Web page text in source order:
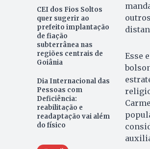
CEI dos Fios Soltos
quer sugerir ao
prefeito implantação
de fiação
subterrânea nas
regiões centrais de
Goiânia
Dia Internacional das
Pessoas com
Deficiência:
reabilitação e
readaptação vai além
do físico
Esse